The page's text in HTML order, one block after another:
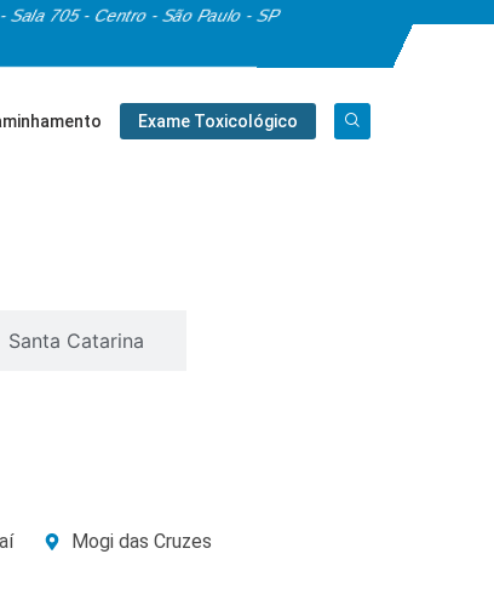
Sala 705 - Centro - São Paulo - SP
Exame Toxicológico
Santa Catarina
Mogi das Cruzes